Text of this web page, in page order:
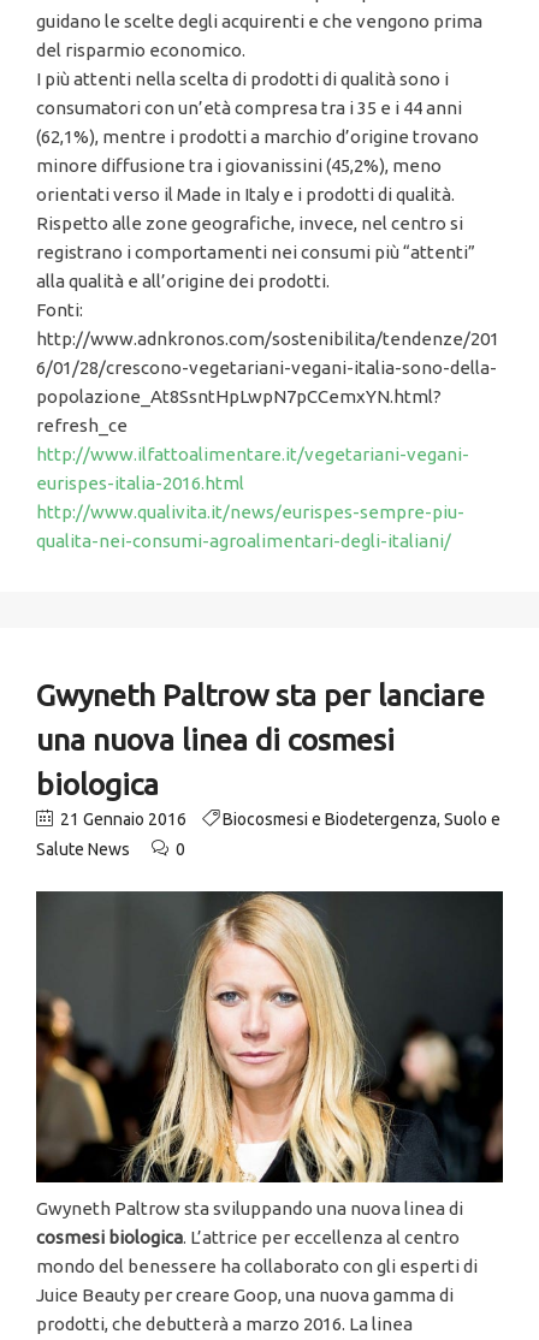
guidano le scelte degli acquirenti e che vengono prima
del risparmio economico.
I più attenti nella scelta di prodotti di qualità sono i
consumatori con un’età compresa tra i 35 e i 44 anni
(62,1%), mentre i prodotti a marchio d’origine trovano
minore diffusione tra i giovanissini (45,2%), meno
orientati verso il Made in Italy e i prodotti di qualità.
Rispetto alle zone geografiche, invece, nel centro si
registrano i comportamenti nei consumi più “attenti”
alla qualità e all’origine dei prodotti.
Fonti:
http://www.adnkronos.com/sostenibilita/tendenze/201
6/01/28/crescono-vegetariani-vegani-italia-sono-della-
popolazione_At8SsntHpLwpN7pCCemxYN.html?
refresh_ce
http://www.ilfattoalimentare.it/vegetariani-vegani-
eurispes-italia-2016.html
http://www.qualivita.it/news/eurispes-sempre-piu-
qualita-nei-consumi-agroalimentari-degli-italiani/
Gwyneth Paltrow sta per lanciare
una nuova linea di cosmesi
biologica
21 Gennaio 2016 Biocosmesi e Biodetergenza, Suolo e
Salute News
0
Gwyneth Paltrow sta sviluppando una nuova linea di
cosmesi biologica. L’attrice per eccellenza al centro
mondo del benessere ha collaborato con gli esperti di
Juice Beauty per creare Goop, una nuova gamma di
prodotti, che debutterà a marzo 2016. La linea